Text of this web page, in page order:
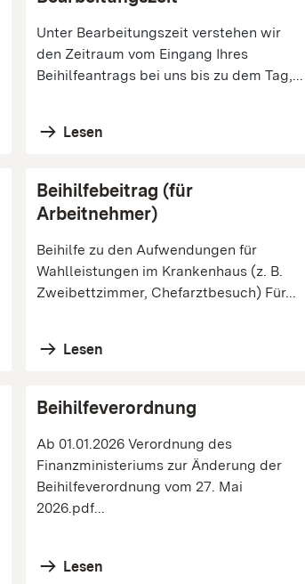
Unter Bearbeitungszeit verstehen wir
den Zeitraum vom Eingang Ihres
Beihilfeantrags bei uns bis zu dem Tag,...
Lesen
Beihilfebeitrag (für
Arbeitnehmer)
Beihilfe zu den Aufwendungen für
Wahlleistungen im Krankenhaus (z. B.
Zweibettzimmer, Chefarztbesuch) Für...
Lesen
Beihilfeverordnung
Ab 01.01.2026 Verordnung des
Finanzministeriums zur Änderung der
Beihilfeverordnung vom 27. Mai
2026.pdf...
Lesen